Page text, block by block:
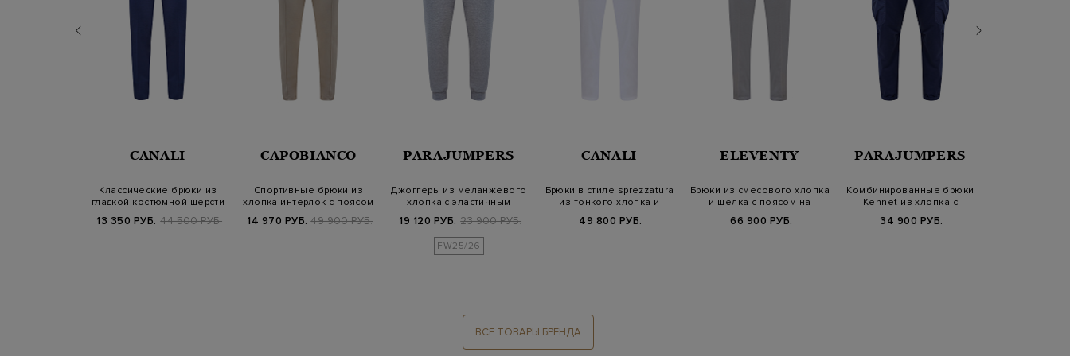
CANALI
Классические брюки из
гладкой костюмной шерсти
13 350 РУБ. 44 500 РУБ.
CAPOBIANCO
Спортивные брюки из
хлопка интерлок с поясом
14 970 РУБ. 49 900 РУБ.
PARAJUMPERS
Джоггеры из меланжевого
хлопка с эластичным
19 120 РУБ. 23 900 РУБ.
FW25/26
CANALI
Брюки в стиле sprezzatura
из тонкого хлопка и
49 800 РУБ.
ELEVENTY
Брюки из смесового хлопка
и шелка с поясом на
66 900 РУБ.
PARAJUMPERS
Комбинированные брюки
Kennet из хлопка с
34 900 РУБ.
ВСЕ ТОВАРЫ БРЕНДА